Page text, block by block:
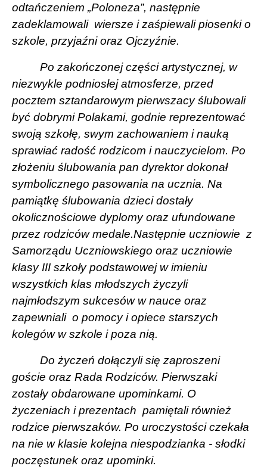
odtańczeniem „Poloneza”, następnie
zadeklamowali wiersze i zaśpiewali piosenki o
szkole, przyjaźni oraz Ojczyźnie.
Po zakończonej części artystycznej, w
niezwykle podniosłej atmosferze, przed
pocztem sztandarowym pierwszacy ślubowali
być dobrymi Polakami, godnie reprezentować
swoją szkołę, swym zachowaniem i nauką
sprawiać radość rodzicom i nauczycielom. Po
złożeniu ślubowania pan dyrektor dokonał
symbolicznego pasowania na ucznia. Na
pamiątkę ślubowania dzieci dostały
okolicznościowe dyplomy oraz ufundowane
przez rodziców medale.Następnie uczniowie z
Samorządu Uczniowskiego oraz uczniowie
klasy III szkoły podstawowej w imieniu
wszystkich klas młodszych życzyli
najmłodszym sukcesów w nauce oraz
zapewniali o pomocy i opiece starszych
kolegów w szkole i poza nią.
Do życzeń dołączyli się zaproszeni
goście oraz Rada Rodziców. Pierwszaki
zostały obdarowane upominkami. O
życzeniach i prezentach pamiętali również
rodzice pierwszaków. Po uroczystości czekała
na nie w klasie kolejna niespodzianka - słodki
poczęstunek oraz upominki.